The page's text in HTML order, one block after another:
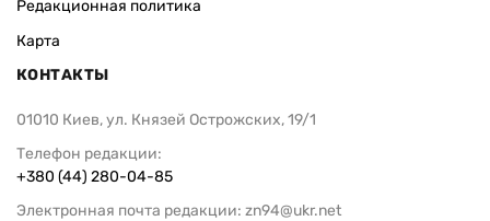
Редакционная политика
Карта
КОНТАКТЫ
01010 Киев, ул. Князей Острожских, 19/1
Телефон редакции:
+380 (44) 280-04-85
Электронная почта редакции: zn94@ukr.net